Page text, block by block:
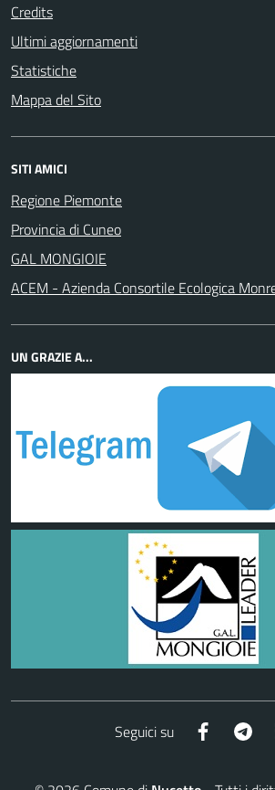
Credits
Ultimi aggiornamenti
Statistiche
Mappa del Sito
SITI AMICI
Regione Piemonte
Provincia di Cuneo
GAL MONGIOIE
ACEM - Azienda Consortile Ecologica
UN GRAZIE A...
Seguici su Facebook